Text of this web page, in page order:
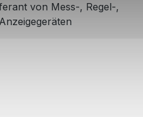
von Mess-, Regel-,